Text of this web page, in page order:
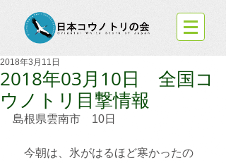
2018年03月10日 全国コ
ウノトリ目撃情報
2018年3月11日
島根県雲南市　10日
今朝は、氷がはるほど寒かったの